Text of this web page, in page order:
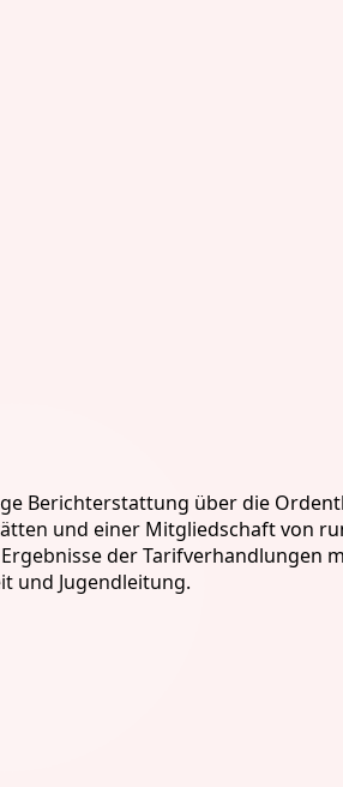
Berichterstattung über die
und einer Mitgliedschaft von
der
und Jugendleitung.